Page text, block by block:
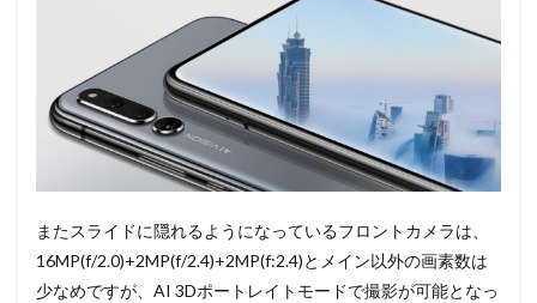
またスライドに隠れるようになっているフロントカメラは、
16MP(f/2.0)+2MP(f/2.4)+2MP(f:2.4)とメイン以外の画素数は
少なめですが、AI 3Dポートレイトモードで撮影が可能となっ